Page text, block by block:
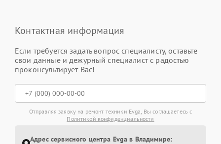
Контактная информация
Если требуется задать вопрос специалисту, оставьте
свои данные и дежурный специалист с радостью
проконсультирует Вас!
Отправляя заявку на ремонт техники Evga, Вы соглашаетесь с
Политикой конфиденциальности
Адрес сервисного центра Evga в Владимире: